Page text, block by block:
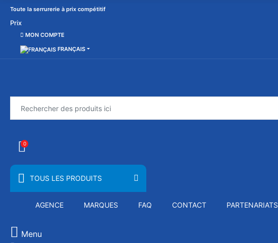
Toute la serrurerie à prix compétitif
Prix
MON COMPTE
FRANÇAIS
0
TOUS LES PRODUITS
AGENCE MARQUES FAQ CONTACT PARTENARIATS
Menu